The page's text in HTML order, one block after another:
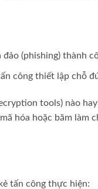
(phishing) thành
công thiết lập chỗ
tools) nào
hóa hoặc băm làm
tấn công thực hiện: